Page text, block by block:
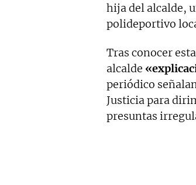
hija del alcalde,
polideportivo
Tras conocer
alcalde
periódico
Justicia para
presuntas